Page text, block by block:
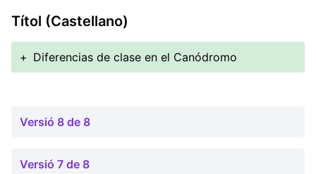
Títol (Castellano)
+ Diferencias de clase en el Canódromo
Versió 8 de 8
Versió 7 de 8